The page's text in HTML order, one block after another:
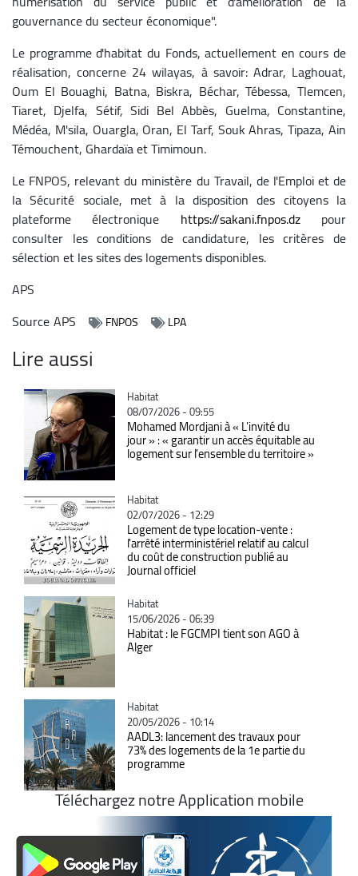
gouvernance du secteur économique".
Le programme d'habitat du Fonds, actuellement en cours de
réalisation, concerne 24 wilayas, à savoir: Adrar, Laghouat,
Oum El Bouaghi, Batna, Biskra, Béchar, Tébessa, Tlemcen,
Tiaret, Djelfa, Sétif, Sidi Bel Abbès, Guelma, Constantine,
Médéa, M'sila, Ouargla, Oran, El Tarf, Souk Ahras, Tipaza, Ain
Témouchent, Ghardaïa et Timimoun.
Le FNPOS, relevant du ministère du Travail, de l'Emploi et de
la Sécurité sociale, met à la disposition des citoyens la
plateforme électronique https://sakani.fnpos.dzpour
consulter les conditions de candidature, les critères de
sélection et les sites des logements disponibles.
APS
SourceAPS FNPOS LPA
Lire aussi
Catégorie
Habitat
08/07/2026 - 09:55
Mohamed Mordjani à « L’invité du
jour » : « garantir un accès équitable au
logement sur l'ensemble du territoire »
Catégorie
Habitat
02/07/2026 - 12:29
Logement de type location-vente :
l'arrêté interministériel relatif au calcul
du coût de construction publié au
Journal officiel
Catégorie
Habitat
15/06/2026 - 06:39
Habitat : le FGCMPI tient son AGO à
Alger
Catégorie
Habitat
20/05/2026 - 10:14
AADL3: lancement des travaux pour
73% des logements de la 1e partie du
programme
Téléchargez notre Application mobile